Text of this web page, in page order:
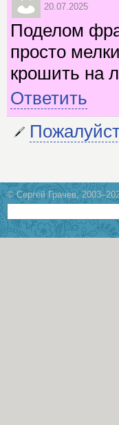
20.07.2025
Поделом
просто
крошить на
Ответить
© Сергей Грачев,